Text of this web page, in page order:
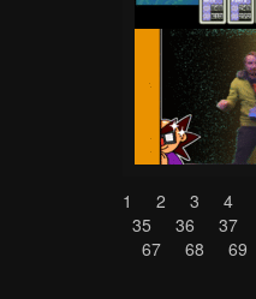
1 2 3 4
35
36 37
67
68 69